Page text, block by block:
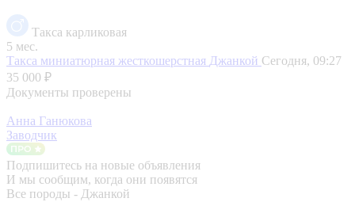
Такса карликовая
5 мес.
Такса миниатюрная жесткошерстная Джанкой Сегодня, 09:27
35 000 ₽
Документы проверены
Анна Ганюкова
Заводчик
Подпишитесь на новые объявления
И мы сообщим, когда они появятся
Все породы - Джанкой